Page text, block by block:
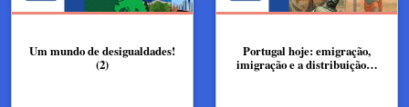
Um mundo de desigualdades!
(2)
Portugal hoje: emigração,
imigração e a distribuição…